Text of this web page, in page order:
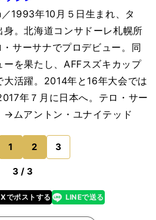
1993年10月５日生まれ、タ
。北海道コンサドーレ札幌所
サーサナでプロデビュー。同
を果たし、AFFスズキカップ
大活躍。2014年と16年大会では
年７月に日本へ。テロ・サー
→ムアントン・ユナイテッド
のページへ
1 2 3
3 / 3
Xでポストする
line LINEで送る